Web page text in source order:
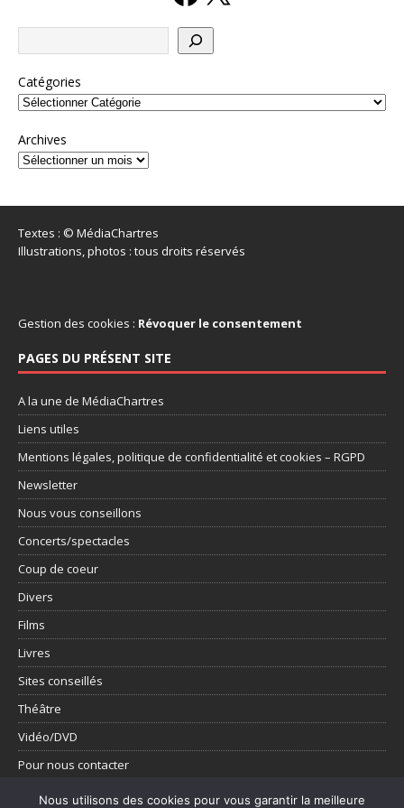
Catégories
Archives
Textes : © MédiaChartres
Illustrations, photos : tous droits réservés
Gestion des cookies : Révoquer le consentement
PAGES DU PRÉSENT SITE
A la une de MédiaChartres
Liens utiles
Mentions légales, politique de confidentialité et cookies – RGPD
Newsletter
Nous vous conseillons
Concerts/spectacles
Coup de coeur
Divers
Films
Livres
Sites conseillés
Théâtre
Vidéo/DVD
Pour nous contacter
Présentation
Nous utilisons des cookies pour vous garantir la meilleure